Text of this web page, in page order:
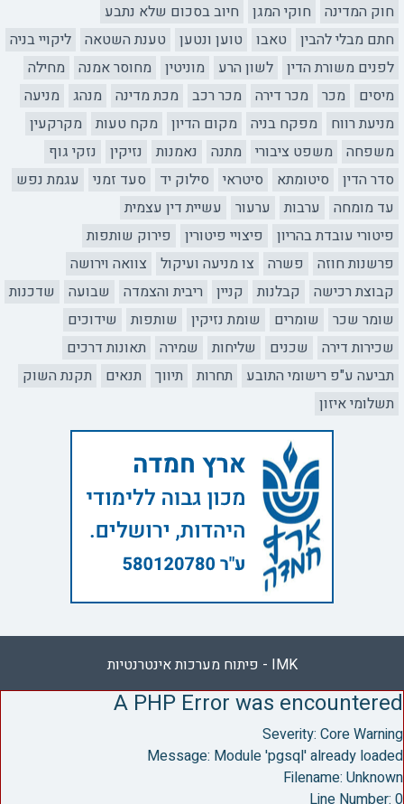
חוק המדינה
חוקי המגן
חיוב בסכום שלא נתבע
חתם מבלי להבין
טאבו טוען ונטען טענת השטאה
ליקויי בניה
לפנים משורת הדין
לשון הרע מוניטין מחוסר אמנה
מחילה
מיסים
מכר מכר דירה מכר רכב מכת מדינה מנהג
מניעה
מניעת רווח
מפקח בניה מקום הדיון מקח טעות
מקרקעין
משפחה
משפט ציבורי מתנה נאמנות נזיקין
נזקי גוף
סדר הדין
סיטומתא סיטראי סילוק יד סעד זמני
עגמת נפש
עד מומחה
ערבות ערעור
עשיית דין עצמית
פיטורי עובדת בהריון
פיצויי פיטורין
פירוק שותפות
פרשנות חוזה
פשרה צו מניעה ועיקול
צוואה וירושה
קבוצת רכישה
קבלנות קניין ריבית והצמדה שבועה
שדכנות
שומר שכר
שומרים שומת נזיקין שותפות
שידוכים
שכירות דירה
שכנים שליחות שמירה
תאונות דרכים
תביעה ע"פ רישומי התובע
תחרות תיווך תנאים
תקנת השוק
תשלומי איזון
IMK - פיתוח מערכות אינטרנטיות
A PHP Error was encountered
Severity: Core Warning
Message: Module 'pgsql' already loaded
Filename: Unknown
Line Number: 0